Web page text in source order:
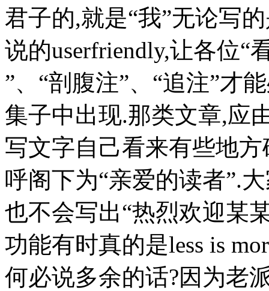
君子的,就是“我”无论写
说的userfriendly,让各位“
”、“剖腹注”、“追注”才
集子中出现.那类文章,应
写文字自己看来有些地
呼阁下为“亲爱的读者”.
也不会写出“热烈欢迎某
功能有时真的是less is
何必说多余的话?因为老